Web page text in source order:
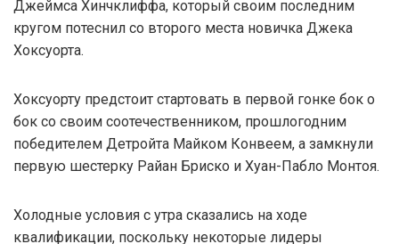
Джеймса Хинчклиффа, который своим последним
кругом потеснил со второго места новичка Джека
Хоксуорта.
Хоксуорту предстоит стартовать в первой гонке бок о
бок со своим соотечественником, прошлогодним
победителем Детройта Майком Конвеем, а замкнули
первую шестерку Райан Бриско и Хуан-Пабло Монтоя.
Холодные условия с утра сказались на ходе
квалификации, поскольку некоторые лидеры